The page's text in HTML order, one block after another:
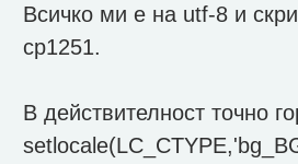
Всичко ми е на utf-8 и
cp1251.
В действителност точно